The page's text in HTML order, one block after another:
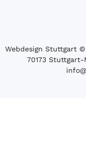
Webdesign Stuttgart ©
70173